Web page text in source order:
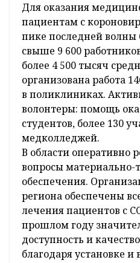
Для оказания
пациентам с
пике последней волны
свыше 9 600
более 4 500 тысяч
организована работа
в поликлиниках.
волонтеры: помощь
студентов, более 130
медколледжей.
В области оперативно
вопросы материально-
обеспечения.
региона обеспечены
лечения пациентов с
прошлом году
доступность и
благодаря установке и